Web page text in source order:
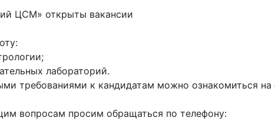
ЦСМ» открыты вакансии
лабораторий.
требованиями к кандидатам можно ознакомиться
вопросам просим обращаться по телефону: